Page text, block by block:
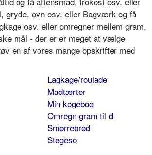
gryde, ovn osv. eller Bagværk og få
osv. eller omregner mellem gram,
mål - der er er meget at vælge
en af vores mange opskrifter med
Lagkage/roulade
Madtærter
Min kogebog
Omregn gram til dl
Smørrebrød
Stegeso